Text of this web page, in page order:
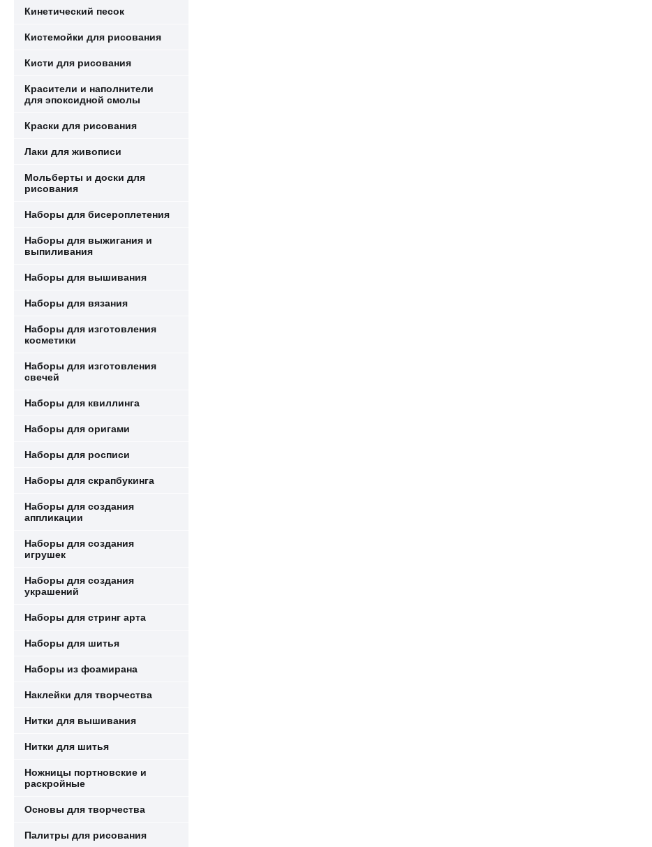
Кинетический песок
Кистемойки для рисования
Кисти для рисования
Красители и наполнители
для эпоксидной смолы
Краски для рисования
Лаки для живописи
Мольберты и доски для
рисования
Наборы для бисероплетения
Наборы для выжигания и
выпиливания
Наборы для вышивания
Наборы для вязания
Наборы для изготовления
косметики
Наборы для изготовления
свечей
Наборы для квиллинга
Наборы для оригами
Наборы для росписи
Наборы для скрапбукинга
Наборы для создания
аппликации
Наборы для создания
игрушек
Наборы для создания
украшений
Наборы для стринг арта
Наборы для шитья
Наборы из фоамирана
Наклейки для творчества
Нитки для вышивания
Нитки для шитья
Ножницы портновские и
раскройные
Основы для творчества
Палитры для рисования